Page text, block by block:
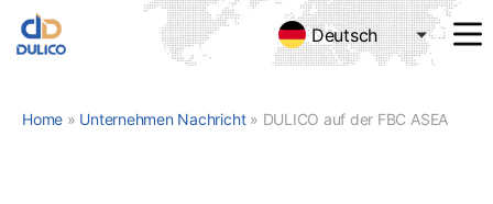
TRADING
Deutsch
Home » Unternehmen Nachricht» DULICO auf der FBC ASEAN 2024: Verbindungen stärken, Qualität sichern